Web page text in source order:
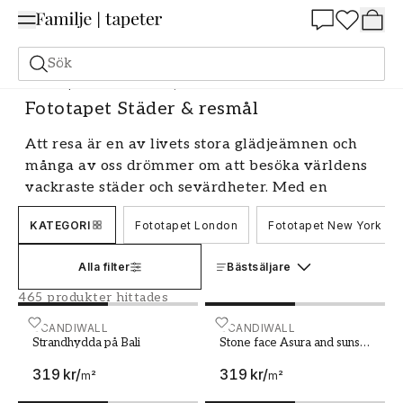
Sök
Fototapeter Motiv Fototapet Städer & resmål
Fototapet Städer & resmål
Att resa är en av livets stora glädjeämnen och
många av oss drömmer om att besöka världens
vackraste städer och sevärdheter. Med en
fototapet med motiv från städer och resmål kan
du få känslan av att befinna dig på din
fototapeter och muraler låter dig skapa en
personlig och inspirerande inredning som tar dig
med på en resa varje gång du kliver in i rummet.
Upplev världens metropoler
KATEGORI Fototapet London Fototapet New York
Alla filter Bästsäljare
465 produkter hittades
SCANDIWALL
Strandhydda på Bali
319 kr/m²
Strandhydda på Bali SCANDIWALL
Stone face Asura and sunset
Cambodia
319 kr/m²
Stone face Asura and